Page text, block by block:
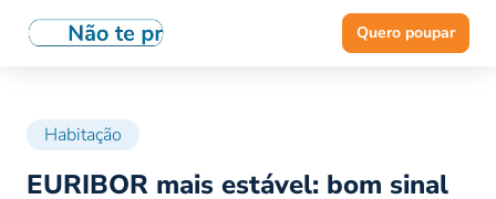
Quero poupar
Habitação
EURIBOR mais estável: bom sinal